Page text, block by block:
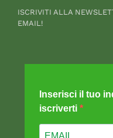
ISCRIVITI ALLA
EMAIL!
Inserisci il tuo
iscriverti